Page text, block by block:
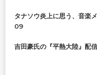
タナソウ炎上に思う、音楽
09
吉田豪氏の『平熱大陸』配